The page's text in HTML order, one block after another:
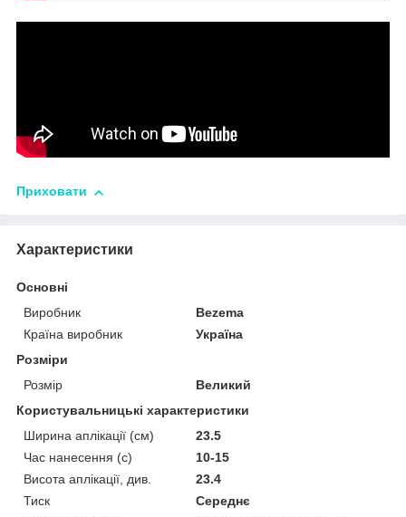
Приховати
Характеристики
Основні
Виробник
Bezema
Країна виробник
Україна
Розміри
Розмір
Великий
Користувальницькі характеристики
Ширина аплікації (см)
23.5
Час нанесення (с)
10-15
Висота аплікації, див.
23.4
Тиск
Середнє